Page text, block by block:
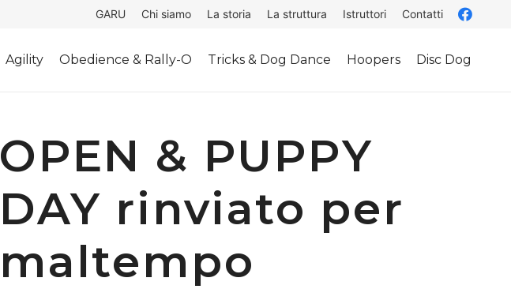
GARU Chi siamo La storia La struttura Istruttori Contatti
Agility Obedience & Rally-O Tricks & Dog Dance Hoopers Disc Dog
OPEN & PUPPY
DAY rinviato per
maltempo